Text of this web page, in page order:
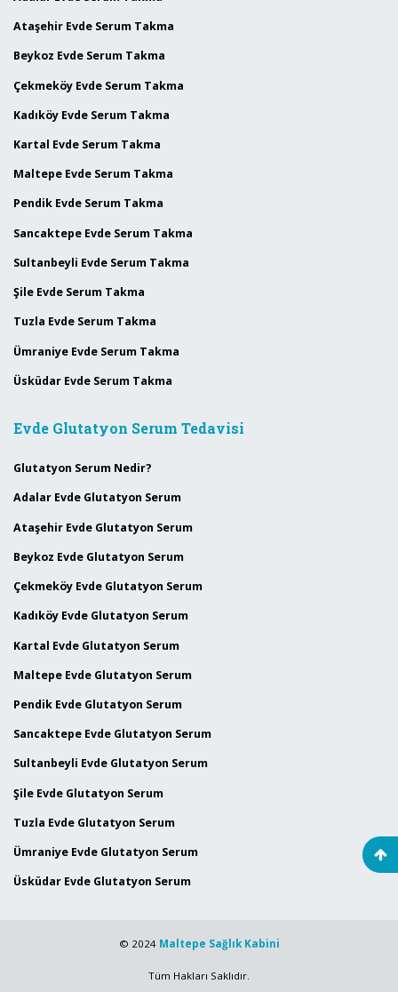
Ataşehir Evde Serum Takma
Beykoz Evde Serum Takma
Çekmeköy Evde Serum Takma
Kadıköy Evde Serum Takma
Kartal Evde Serum Takma
Maltepe Evde Serum Takma
Pendik Evde Serum Takma
Sancaktepe Evde Serum Takma
Sultanbeyli Evde Serum Takma
Şile Evde Serum Takma
Tuzla Evde Serum Takma
Ümraniye Evde Serum Takma
Üsküdar Evde Serum Takma
Evde Glutatyon Serum Tedavisi
Glutatyon Serum Nedir?
Adalar Evde Glutatyon Serum
Ataşehir Evde Glutatyon Serum
Beykoz Evde Glutatyon Serum
Çekmeköy Evde Glutatyon Serum
Kadıköy Evde Glutatyon Serum
Kartal Evde Glutatyon Serum
Maltepe Evde Glutatyon Serum
Pendik Evde Glutatyon Serum
Sancaktepe Evde Glutatyon Serum
Sultanbeyli Evde Glutatyon Serum
Şile Evde Glutatyon Serum
Tuzla Evde Glutatyon Serum
Ümraniye Evde Glutatyon Serum
Üsküdar Evde Glutatyon Serum
© 2024 Maltepe Sağlık Kabini
Tüm Hakları Saklıdır.